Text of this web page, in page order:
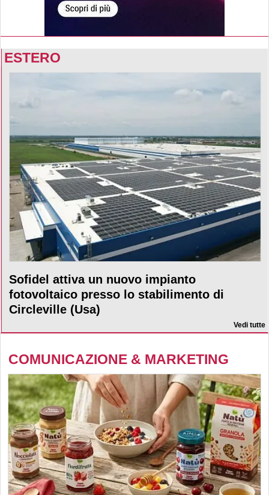
ESTERO
Sofidel attiva un nuovo impianto
fotovoltaico presso lo stabilimento di
Circleville (Usa)
Vedi tutte
COMUNICAZIONE & MARKETING